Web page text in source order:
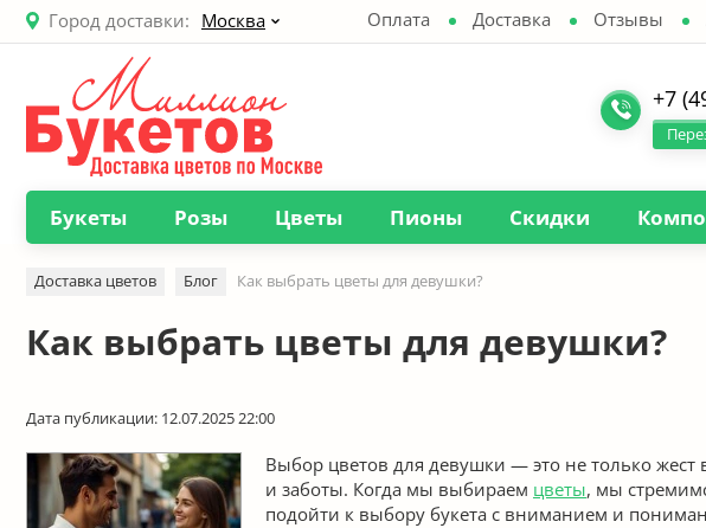
Оплата Доставка Отзывы
Город доставки: Москва
+7
Букеты Розы Цветы Пионы Скидки
Доставка цветов Блог Как выбрать цветы для девушки?
Как выбрать цветы для девушки?
Дата публикации: 12.07.2025 22:00
Выбор цветов для девушки — это не только
и заботы. Когда мы выбираем цветы, мы
подойти к выбору букета с вниманием и